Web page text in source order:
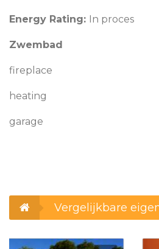
Energy Rating: In proces
Zwembad
fireplace
heating
garage
Vergelijkbare